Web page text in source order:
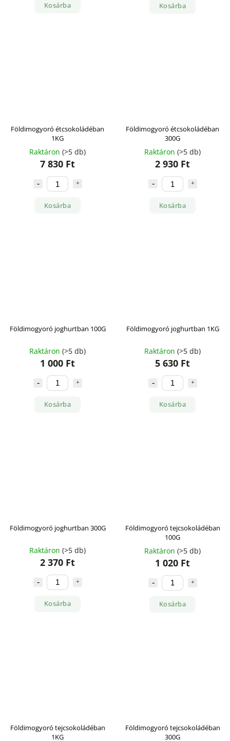
Kosárba Kosárba
Földimogyoró étcsokoládéban
1KG
Raktáron (>5 db)
7 830 Ft
Kosárba
Földimogyoró étcsokoládéban
300G
Raktáron (>5 db)
2 930 Ft
Kosárba
Földimogyoró joghurtban 100G
Raktáron (>5 db)
1 000 Ft
Kosárba
Földimogyoró joghurtban 1KG
Raktáron (>5 db)
5 630 Ft
Kosárba
Földimogyoró joghurtban 300G
Raktáron (>5 db)
2 370 Ft
Kosárba
Földimogyoró tejcsokoládéban
100G
Raktáron (>5 db)
1 020 Ft
Kosárba
Földimogyoró tejcsokoládéban
1KG
Földimogyoró tejcsokoládéban
300G